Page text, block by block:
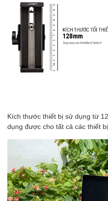
Kích thước thiết bị sử dụng từ
dụng được cho tất cả các thiết